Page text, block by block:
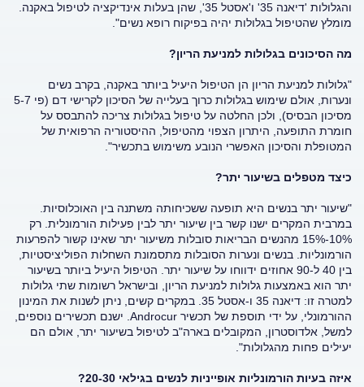
והגלולות 'דיאנה 35' ו'אסטל 35', שהן בעלות אינדיקציה לטיפול באקנה.
מומלץ שהטיפול בגלולות יהיה בפיקוח רופא נשים".
מה הסיכונים בגלולות למניעת הריון?
"גלולות למניעת הריון הן הטיפול היעיל ביותר באקנה, בקרב נשים
ונערות, אולם שימוש בגלולות כרוך בעלייה של הסיכון לקרישי דם (פי 5-7
מסיכון הבסיס), ולכן החלטה על טיפול בגלולות צריכה להתבסס על
חומרת התופעה, היתרון הצפוי מהטיפול, ההיסטוריה הרפואית של
המטופלת והסיכון האפשרי הנובע משימוש בתכשיר".
כיצד מטפלים בשיעור יתר?
"שיעור יתר בנשים היא תופעה ששכיחותה משתנה בין האוכלוסיות.
במרבית המקרים ישנו קשר בין שיעור יתר לבין פעילות הורמונלית. רק
10%-15% מהנשים הבריאות סובלות משיעור יתר שאינו קשור להפרעות
הורמונליות. בנשים ונערות הסובלות מתסמונת השחלות הפוליציסטיות,
בין 40 ל-90 אחוזים ידווחו על שיעור יתר. הטיפול היעיל ביותר בשיעור
יתר הוא באמצעות גלולות למניעת הריון, ובישראל רשומות שתי גלולות
למטרה זו: דיאנה 35 ו-אסטל 35. במקרים קשים, ניתן לשנות את המינון
ההורמונלי, על ידי תוספת של תכשיר Androcur. ישנם תכשירים נוספים,
למשל, אלדוסטרון, המקובלים בארה"ב לטיפול בשיעור יתר, אולם הם
יעילים פחות מהגלולות".
איזה בעיות הורמונליות אופייניות לנשים בגילאי 20-30?